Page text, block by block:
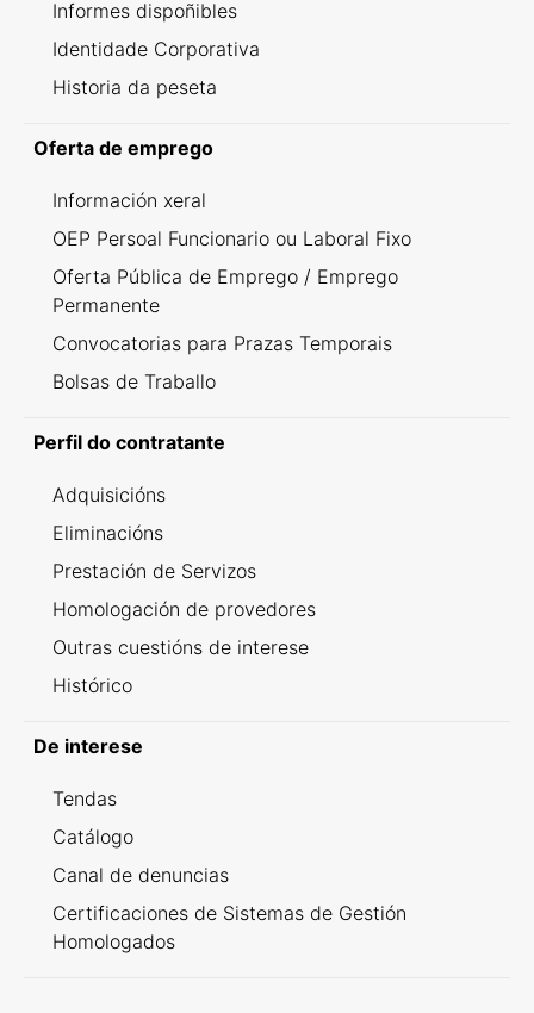
Informes dispoñibles
Identidade Corporativa
Historia da peseta
Oferta de emprego
Información xeral
OEP Persoal Funcionario ou Laboral Fixo
Oferta Pública de Emprego / Emprego
Permanente
Convocatorias para Prazas Temporais
Bolsas de Traballo
Perfil do contratante
Adquisicións
Eliminacións
Prestación de Servizos
Homologación de provedores
Outras cuestións de interese
Histórico
De interese
Tendas
Catálogo
Canal de denuncias
Certificaciones de Sistemas de Gestión
Homologados